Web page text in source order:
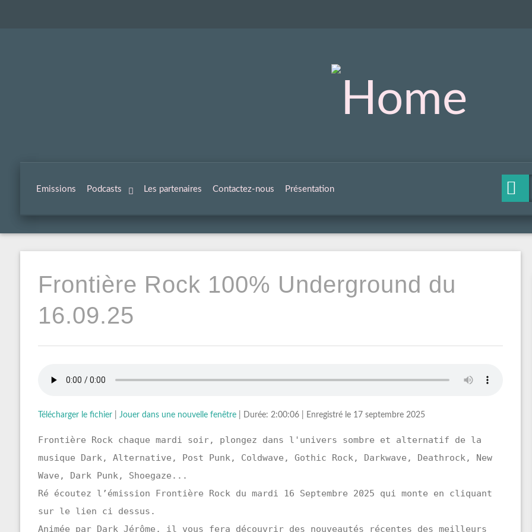
Emissions Podcasts Les partenaires Contactez-nous Présentation
Frontière Rock 100% Underground du
16.09.25
Télécharger le fichier| Jouer dans une nouvelle fenêtre| Durée: 2:00:06| Enregistré le 17 septembre 2025
Frontière Rock chaque mardi soir, plongez dans l'univers sombre et alternatif de la
musique Dark, Alternative, Post Punk, Coldwave, Gothic Rock, Darkwave, Deathrock, New
Wave, Dark Punk, Shoegaze...
Ré écoutez l’émission Frontière Rock du mardi 16 Septembre 2025 qui monte en cliquant
sur le lien ci dessus.
Animée par Dark Jérôme, il vous fera découvrir des nouveautés récentes des meilleurs